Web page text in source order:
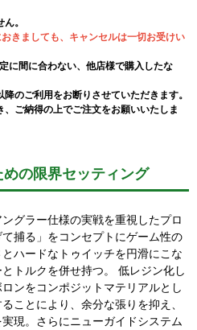
。
きましても、キャンセルは一切お受けい
に間に合わない、他店様で購入したな
のご利用をお断りさせていただきます。
ご納得の上でご注文をお願いいたしま
の限界セッティング
グラー仕様の実戦を重視したプロ
捕る」をコンセプトにゲーム性の
ハードなトゥイッチを円滑にこな
トルクを併せ持つ。 低レジン化し
ンをコンポジットマテリアルとし
ことにより、余分な張りを抑え、
現。さらにニューガイドシステム